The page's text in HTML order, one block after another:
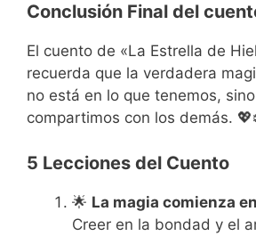
Conclusión Final del
El cuento de «La Estrella de
recuerda que la verdadera
no está en lo que tenemos,
compartimos con los demás.
5 Lecciones del Cuento
🌟 La magia comienza
Creer en la bondad y el